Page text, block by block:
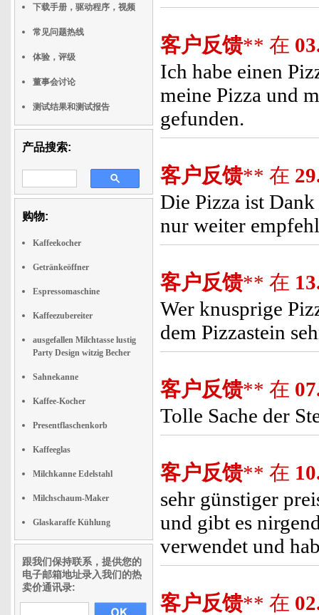
下载手册，驱动程序，视频
常见问题热线
体验，评级
董事会讨论
测试结果和测试报告
产品搜索:
购物:
Kaffeekocher
Getränkeöffner
Espressomaschine
Kaffeezubereiter
ausgefallen Milchtasse lustig
Party Design witzig Becher
Sahnekanne
Kaffee-Kocher
Presentflaschenkorb
Kaffeeglas
Milchkanne Edelstahl
Milchschaum-Maker
Glaskaraffe Kühlung
跟我们保持联系，提供您的
电子邮箱地址录入我们的热
卖价通讯录:
客户反馈** 在
Ich habe einen
meine Pizza und
gefunden.
客户反馈** 在
Die Pizza ist
nur weiter
客户反馈** 在
Wer knusprige
dem Pizzastein
客户反馈** 在
Tolle Sache der
客户反馈** 在
sehr günstiger
und gibt es
verwendet und
客户反馈** 在